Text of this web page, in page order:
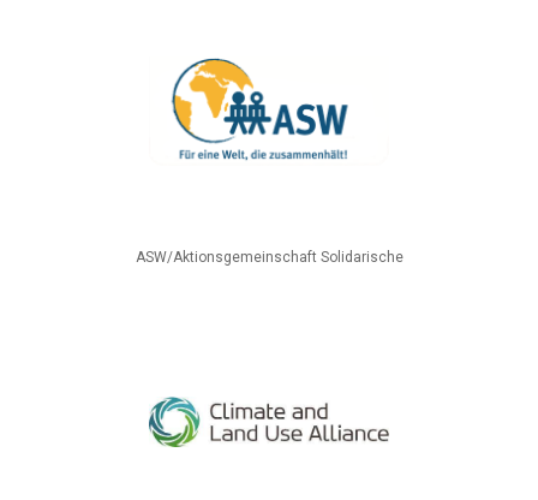
ASW/Aktionsgemeinschaft Solidarische